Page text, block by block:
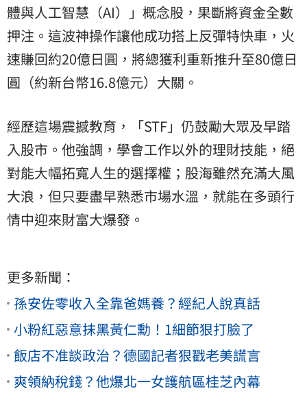
體與人工智慧（AI）」概念股，果斷將資金全數
押注。這波神操作讓他成功搭上反彈特快車，火
速賺回約20億日圓，將總獲利重新推升至80億日
圓（約新台幣16.8億元）大關。
經歷這場震撼教育，「STF」仍鼓勵大眾及早踏
入股市。他強調，學會工作以外的理財技能，絕
對能大幅拓寬人生的選擇權；股海雖然充滿大風
大浪，但只要盡早熟悉市場水溫，就能在多頭行
情中迎來財富大爆發。
更多新聞：
孫安佐零收入全靠爸媽養？經紀人說真話
小粉紅惡意抹黑黃仁勳！1細節狠打臉了
飯店不准談政治？德國記者狠戳老美謊言
爽領納稅錢？他爆北一女護航區桂芝內幕